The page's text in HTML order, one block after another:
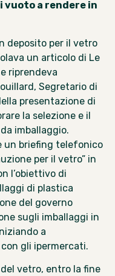
vuoto a rendere in
deposito per il vetro
un articolo di Le
riprendeva
Segretario di
presentazione di
la selezione e il
imballaggio.
un briefing telefonico
per il vetro” in
l’obiettivo di
di plastica
del governo
sugli imballaggi in
a
gli ipermercati.
vetro, entro la fine